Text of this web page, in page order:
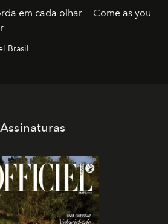
em cada olhar — Come as you
Brasil
Assinaturas